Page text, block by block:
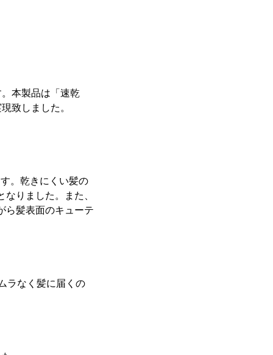
本製品は「速乾
致しました。
。乾きにくい髪の
りました。また、
ら髪表面のキューテ
ラなく髪に届くの